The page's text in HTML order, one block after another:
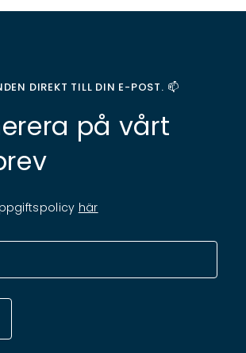
DIREKT TILL DIN E-POST. 📫
på vårt
här